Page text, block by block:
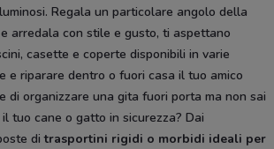
Regala un particolare angolo della
arredala con stile e gusto, ti aspettano
casette e coperte disponibili in varie
e riparare dentro o fuori casa il tuo amico
di organizzare una gita fuori porta ma non sai
tuo cane o gatto in sicurezza? Dai
ditrasportini rigidi o morbidi ideali per